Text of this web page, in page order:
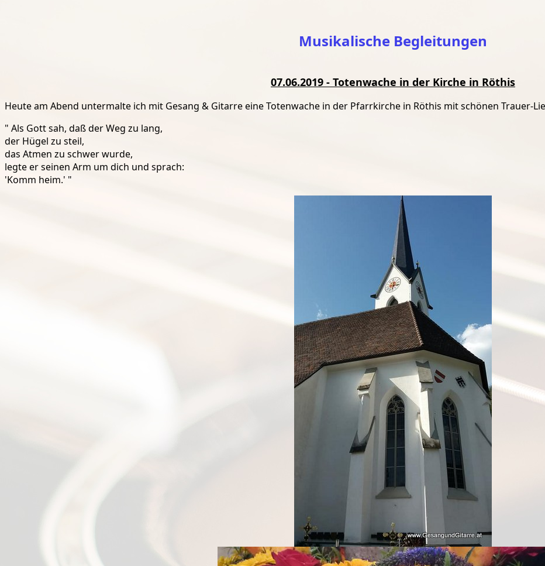
Musikalische Begleitungen
07.06.2019 - Totenwache in der Kirche in Röthis
Heute am Abend untermalte ich mit Gesang & Gitarre eine Totenwache in der Pfarrkirche in Röthis mit schönen Trauer-
" Als Gott sah, daß der Weg zu lang,
der Hügel zu steil,
das Atmen zu schwer wurde,
legte er seinen Arm um dich und sprach:
'Komm heim.' "